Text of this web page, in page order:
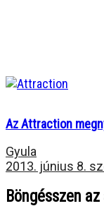
Az Attraction
Gyula
2013. június 8.
Böngésszen